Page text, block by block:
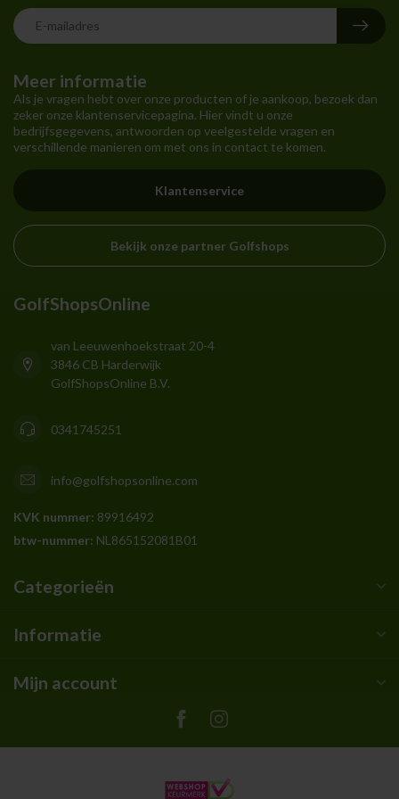
Meer informatie
Als je vragen hebt over onze producten of je aankoop, bezoek dan
zeker onze klantenservicepagina. Hier vindt u onze
bedrijfsgegevens, antwoorden op veelgestelde vragen en
verschillende manieren om met ons in contact te komen.
Klantenservice
Bekijk onze partner Golfshops
GolfShopsOnline
van Leeuwenhoekstraat 20-4
3846 CB Harderwijk
GolfShopsOnline B.V.
0341745251
info@golfshopsonline.com
KVK nummer: 89916492
btw-nummer: NL865152081B01
Categorieën
Informatie
Mijn account